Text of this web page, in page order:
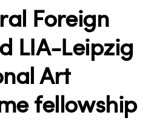
Foreign
LIA-Leipzig
Art
fellowship